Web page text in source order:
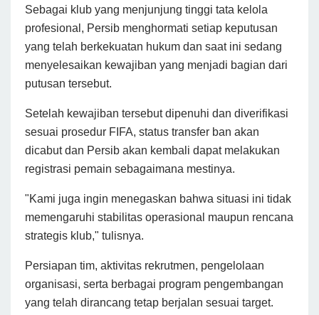
Sebagai klub yang menjunjung tinggi tata kelola
profesional, Persib menghormati setiap keputusan
yang telah berkekuatan hukum dan saat ini sedang
menyelesaikan kewajiban yang menjadi bagian dari
putusan tersebut.
Setelah kewajiban tersebut dipenuhi dan diverifikasi
sesuai prosedur FIFA, status transfer ban akan
dicabut dan Persib akan kembali dapat melakukan
registrasi pemain sebagaimana mestinya.
"Kami juga ingin menegaskan bahwa situasi ini tidak
memengaruhi stabilitas operasional maupun rencana
strategis klub," tulisnya.
Persiapan tim, aktivitas rekrutmen, pengelolaan
organisasi, serta berbagai program pengembangan
yang telah dirancang tetap berjalan sesuai target.